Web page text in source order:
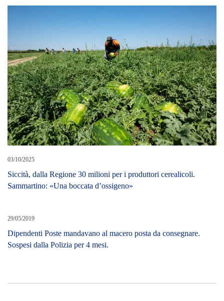
03/10/2025
Siccità, dalla Regione 30 milioni per i produttori cerealicoli.
Sammartino: «Una boccata d’ossigeno»
29/05/2019
Dipendenti Poste mandavano al macero posta da consegnare.
Sospesi dalla Polizia per 4 mesi.